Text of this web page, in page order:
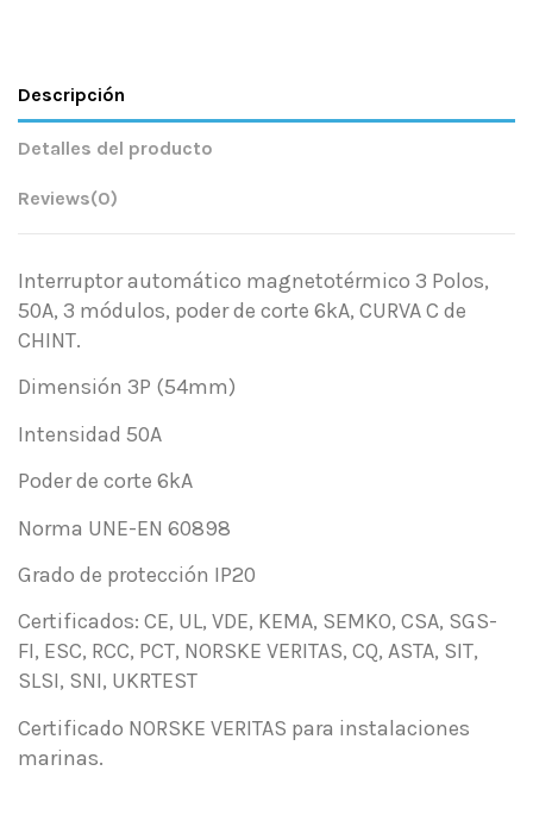
Descripción
Detalles del producto
Reviews(0)
Interruptor automático magnetotérmico 3 Polos,
50A, 3 módulos, poder de corte 6kA, CURVA C de
CHINT.
Dimensión 3P (54mm)
Intensidad 50A
Poder de corte 6kA
Norma UNE-EN 60898
Grado de protección IP20
Certificados: CE, UL, VDE, KEMA, SEMKO, CSA, SGS-
FI, ESC, RCC, PCT, NORSKE VERITAS, CQ, ASTA, SIT,
SLSI, SNI, UKRTEST
Certificado NORSKE VERITAS para instalaciones
marinas.